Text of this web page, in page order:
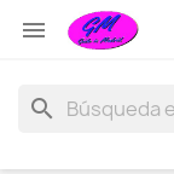

search